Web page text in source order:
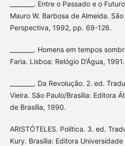
________. Entre o Passado e o
Mauro W. Barbosa de Almeida.
Perspectiva, 1992, pp. 69-126.
________. Homens em tempos
Faria. Lisboa: Relógio D’Água, 1991.
________. Da Revolução. 2. ed.
Vieira. São Paulo/Brasília: Editora
de Brasília, 1990.
ARISTÓTELES. Política. 3. ed.
Kury. Brasília: Editora Universidade